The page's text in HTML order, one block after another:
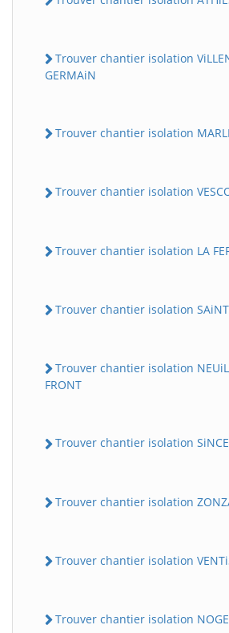
Trouver chantier isolation
GERMAiN
Trouver chantier isolation
Trouver chantier isolation
Trouver chantier isolation LA
Trouver chantier isolation
Trouver chantier isolation
FRONT
Trouver chantier isolation
Trouver chantier isolation
Trouver chantier isolation
Trouver chantier isolation